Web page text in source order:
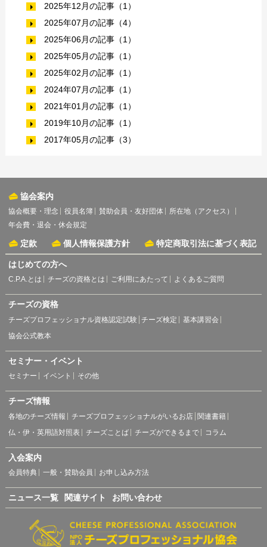
2025年12月の記事（1）
2025年07月の記事（4）
2025年06月の記事（1）
2025年05月の記事（1）
2025年02月の記事（1）
2024年07月の記事（1）
2021年01月の記事（1）
2019年10月の記事（1）
2017年05月の記事（3）
協会案内
協会概要・理念 役員名簿 賛助会員・友好団体
所在地（アクセス）
年会費・退会・休会規定
定款 個人情報保護方針 特定商取引法に基づく表記
はじめての方へ
C.P.A.とは チーズの資格とは ご利用にあたって よくあるご質問
チーズの資格
チーズプロフェッショナル資格認定試験 チーズ検定
基本講習会
協会公式教本
セミナー・イベント
セミナー イベント その他
チーズ情報
各地のチーズ情報 チーズプロフェッショナルがいるお店 関連書籍
仏・伊・英用語対照表
チーズことば チーズができるまで コラム
入会案内
会員特典 一般・賛助会員 お申し込み方法
ニュース一覧 関連サイト お問い合わせ